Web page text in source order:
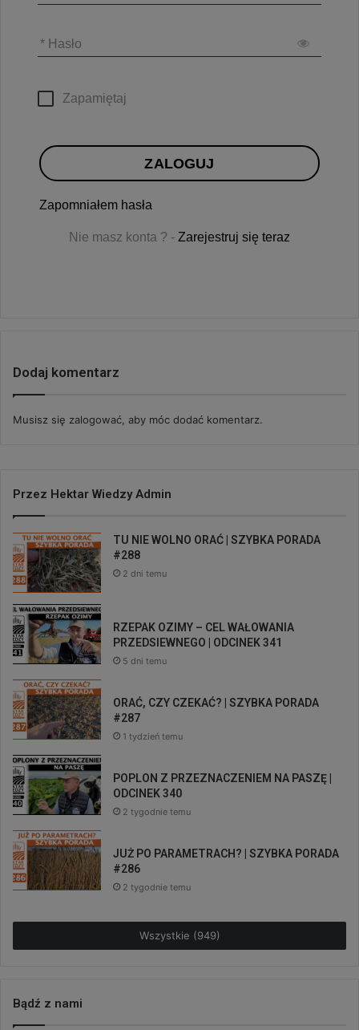
* Hasło
Zapamiętaj
ZALOGUJ
Zapomniałem hasła
Nie masz konta ? - Zarejestruj się teraz
Dodaj komentarz
Musisz się zalogować, aby móc dodać komentarz.
Przez Hektar Wiedzy Admin
TU NIE WOLNO ORAĆ | SZYBKA PORADA
#288
2 dni temu
RZEPAK OZIMY – CEL WAŁOWANIA
PRZEDSIEWNEGO | ODCINEK 341
5 dni temu
ORAĆ, CZY CZEKAĆ? | SZYBKA PORADA
#287
1 tydzień temu
POPLON Z PRZEZNACZENIEM NA PASZĘ |
ODCINEK 340
2 tygodnie temu
JUŻ PO PARAMETRACH? | SZYBKA PORADA
#286
2 tygodnie temu
Wszystkie (949)
Bądź z nami